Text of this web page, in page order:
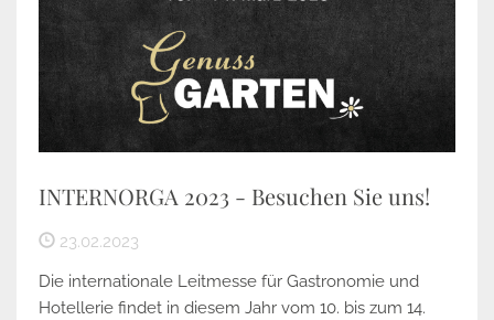
INTERNORGA 2023 - Besuchen Sie uns!
23.02.2023
Die internationale Leitmesse für Gastronomie und
Hotellerie findet in diesem Jahr vom 10. bis zum 14.